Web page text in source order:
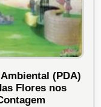
(PDA)
Flores nos